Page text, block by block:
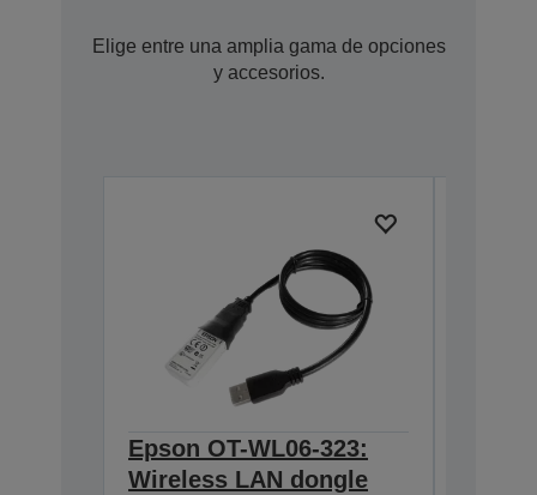
Elige entre una amplia gama de opciones
y accesorios.
Epson OT-WL06-323:
Wireless LAN dongle